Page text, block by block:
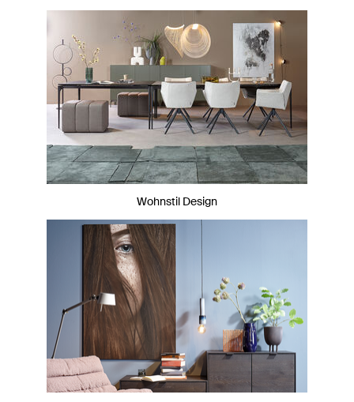
Wohnstil Design